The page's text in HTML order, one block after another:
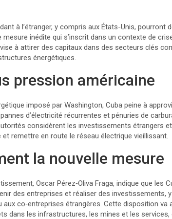
à l’étranger, y compris aux États-Unis, pourront
inédite qui s’inscrit dans un contexte de
à attirer des capitaux dans des secteurs clés
énergétiques.
pression américaine
imposé par Washington, Cuba peine à
d’électricité récurrentes et pénuries de
considèrent les investissements étrangers
remettre en route le réseau électrique vieillissant.
la nouvelle mesure
Oscar Pérez‑Oliva Fraga, indique que les
des entreprises et réaliser des investissements,
co‑entreprises étrangères. Cette disposition va
dans les infrastructures, les mines et les services,